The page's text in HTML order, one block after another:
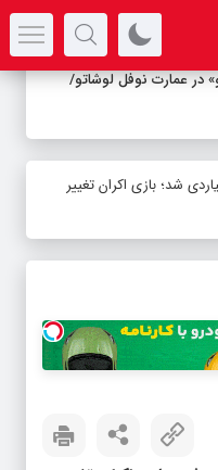
در عمارت نوفل لوشاتو/
شد؛ بازی اکران تغییر